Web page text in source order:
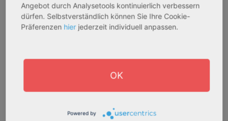
Rendite:
3,60 %
Objekteigenschaft:
Gesamtfläche:
Rendite:
4,07 %
Bestandsobjekt
Gesamtpreis:
Angebot durch Analysetools kontinuierlich verbessern
dürfen. Selbstverständlich können Sie Ihre Cookie-
Präferenzen hier jederzeit individuell anpassen.
OK
Powered by